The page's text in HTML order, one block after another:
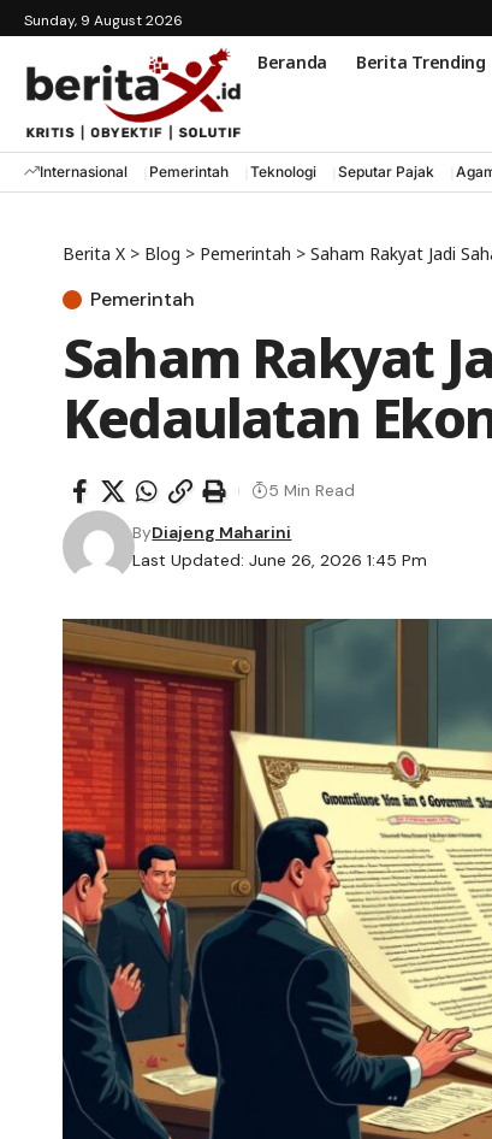
Sunday, 9 August 2026
Beranda Berita Trending
Internasional Pemerintah Teknologi Seputar Pajak
Berita X > Blog > Pemerintah > Saham Rakyat Jadi
Pemerintah
Saham Rakyat
Kedaulatan
Last Updated: June 26, 2026 1:45 Pm
ByDiajeng Maharini
5 Min Read